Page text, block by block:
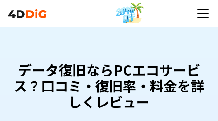
データ復旧ならPCエコサービ
ス？口コミ・復旧率・料金を詳
しくレビュー